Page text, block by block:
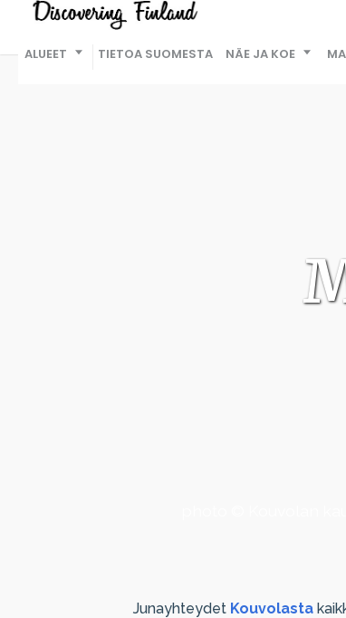
ALUEET TIETOA SUOMESTA NÄE JA KOE
Junayhteydet Kouvolasta